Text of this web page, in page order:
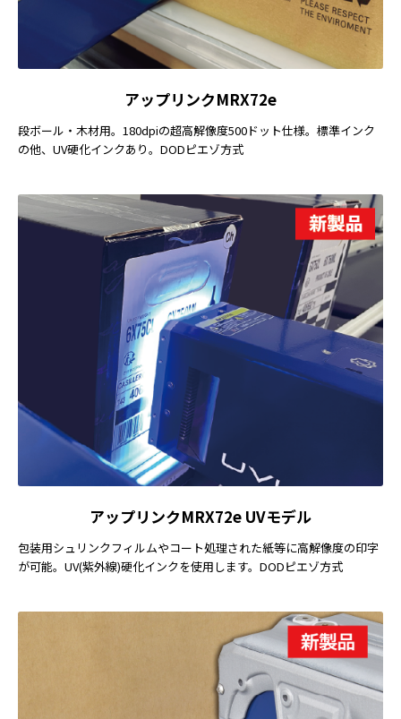
アップリンクMRX72e
段ボール・木材用。180dpiの超高解像度500ドット仕様。標準インク
の他、UV硬化インクあり。DODピエゾ方式
アップリンクMRX72e UVモデル
包装用シュリンクフィルムやコート処理された紙等に高解像度の印字
が可能。UV(紫外線)硬化インクを使用します。DODピエゾ方式